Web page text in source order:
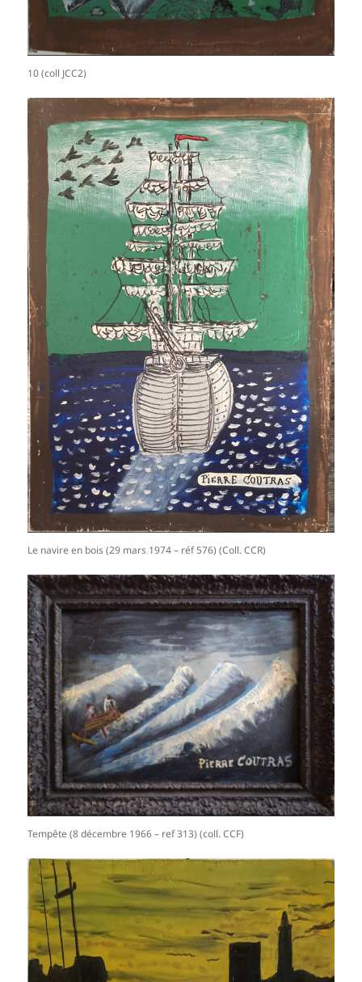
10 (coll JCC2)
Le navire en bois (29 mars 1974 – réf 576) (Coll. CCR)
Tempête (8 décembre 1966 – ref 313) (coll. CCF)